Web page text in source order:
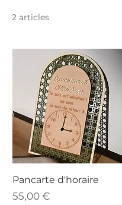
2 articles
Pancarte d'horaire
Prix
55,00 €